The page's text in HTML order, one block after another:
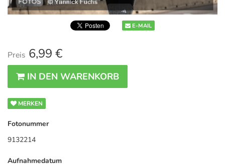
E-MAIL
Preis 6,99 €
IN DEN WARENKORB
MERKEN
Fotonummer
9132214
Aufnahmedatum